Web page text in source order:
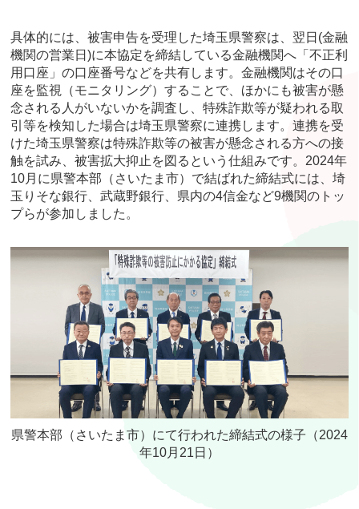
具体的には、被害申告を受理した埼玉県警察は、翌日(金融
機関の営業日)に本協定を締結している金融機関へ「不正利
用口座」の口座番号などを共有します。金融機関はその口
座を監視（モニタリング）することで、ほかにも被害が懸
念される人がいないかを調査し、特殊詐欺等が疑われる取
引等を検知した場合は埼玉県警察に連携します。連携を受
けた埼玉県警察は特殊詐欺等の被害が懸念される方への接
触を試み、被害拡大抑止を図るという仕組みです。2024年
10月に県警本部（さいたま市）で結ばれた締結式には、埼
玉りそな銀行、武蔵野銀行、県内の4信金など9機関のトッ
プらが参加しました。
県警本部（さいたま市）にて行われた締結式の様子（2024
年10月21日）